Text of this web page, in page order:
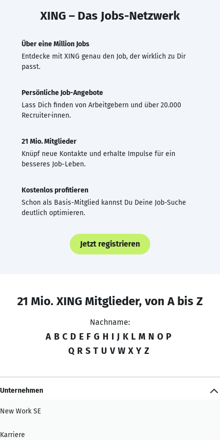
XING – Das Jobs-Netzwerk
Über eine Million Jobs
Entdecke mit XING genau den Job, der wirklich zu Dir
passt.
Persönliche Job-Angebote
Lass Dich finden von Arbeitgebern und über 20.000
Recruiter·innen.
21 Mio. Mitglieder
Knüpf neue Kontakte und erhalte Impulse für ein
besseres Job-Leben.
Kostenlos profitieren
Schon als Basis-Mitglied kannst Du Deine Job-Suche
deutlich optimieren.
Jetzt registrieren
21 Mio. XING Mitglieder, von A bis Z
Nachname:
A B C D E F G H I J K L M N O P
Q R S T U V W X Y Z
Unternehmen
New Work SE
Karriere